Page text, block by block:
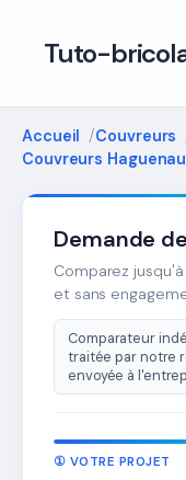
Tuto-
Accueil Couvreurs
Couvreurs Haguenau
Demande
Comparez
et sans
Comparateur
traitée par notre
envoyée à
① VOTRE PROJET